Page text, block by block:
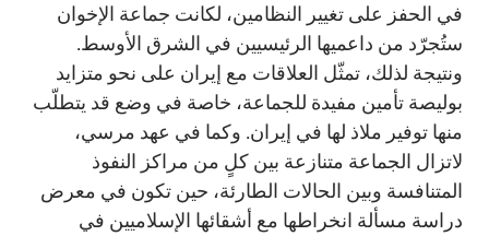
في الحفز على تغيير النظامين، لكانت جماعة الإخوان
ستُجرّد من داعميها الرئيسيين في الشرق الأوسط.
ونتيجة لذلك، تمثّل العلاقات مع إيران على نحو متزايد
بوليصة تأمين مفيدة للجماعة، خاصة في وضع قد يتطلّب
منها توفير ملاذ لها في إيران. وكما في عهد مرسي،
لاتزال الجماعة متنازعة بين كلٍ من مراكز النفوذ
المتنافسة وبين الحالات الطارئة، حين تكون في معرض
دراسة مسألة انخراطها مع أشقائها الإسلاميين في